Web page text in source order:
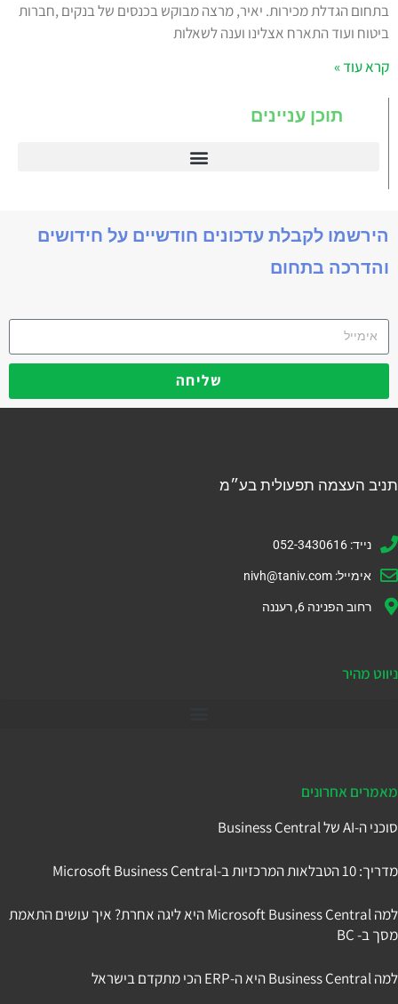
בתחום הגדלת מכירות. יאיר, מרצה מבוקש בכנסים של בנקים ,חברות
ביטוח ועוד התארח אצלינו וענה לשאלות
קרא עוד »
תוכן עניינים
הירשמו לקבלת עדכונים חודשיים על חידושים
והדרכה בתחום
שליחה
תניב העצמה תפעולית בע״מ
נייד: 052-3430616
אימייל: nivh@taniv.com
רחוב הפנינה 6, רעננה
ניווט מהיר
מאמרים אחרונים
סוכני ה-AI של Business Central
מדריך: 10 הטבלאות המרכזיות ב-Microsoft Business Central
למה Microsoft Business Central היא ליגה אחרת? איך עושים התאמת
מסך ב- BC
למה Business Central היא ה-ERP הכי מתקדם בישראל